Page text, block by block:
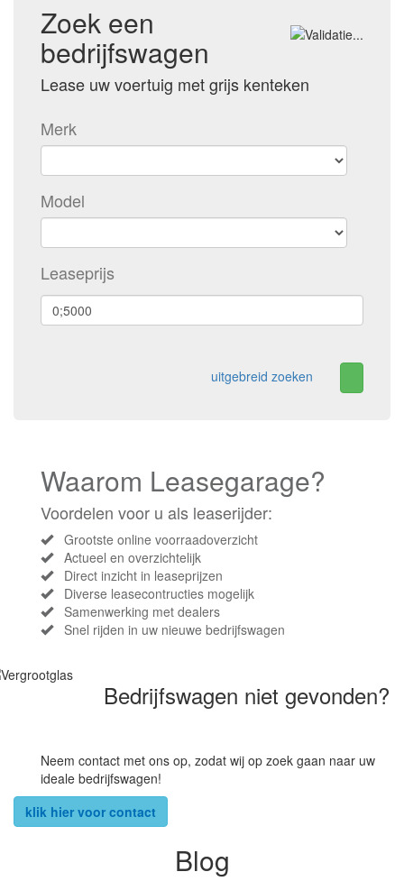
Zoek een
bedrijfswagen
Lease uw voertuig met grijs kenteken
Merk
Model
Leaseprijs
uitgebreid zoeken
Waarom Leasegarage?
Voordelen voor u als leaserijder:
Grootste online voorraadoverzicht
Actueel en overzichtelijk
Direct inzicht in leaseprijzen
Diverse leasecontructies mogelijk
Samenwerking met dealers
Snel rijden in uw nieuwe bedrijfswagen
Bedrijfswagen niet gevonden?
Neem contact met ons op, zodat wij op zoek gaan naar uw
ideale bedrijfswagen!
klik hier voor contact
Blog